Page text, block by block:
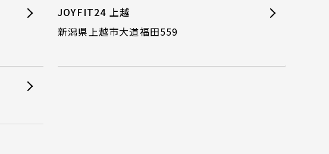
JOYFIT24 上越
新潟県上越市大道福田559